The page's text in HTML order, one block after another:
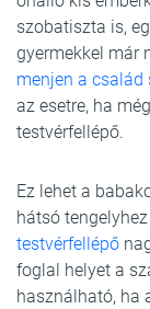
szobatiszta is,
gyermekkel már
menjen a család
az esetre, ha
testvérfellépő.
Ez lehet a
hátsó
testvérfellépő
foglal helyet a
használható, ha